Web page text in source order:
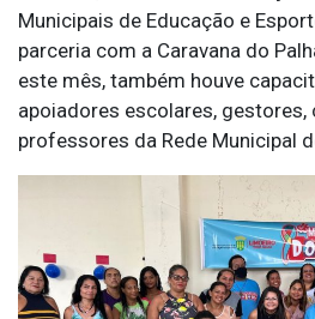
Municipais de Educação e
parceria com a Caravana do
este mês, também houve
apoiadores escolares,
professores da Rede Municipal